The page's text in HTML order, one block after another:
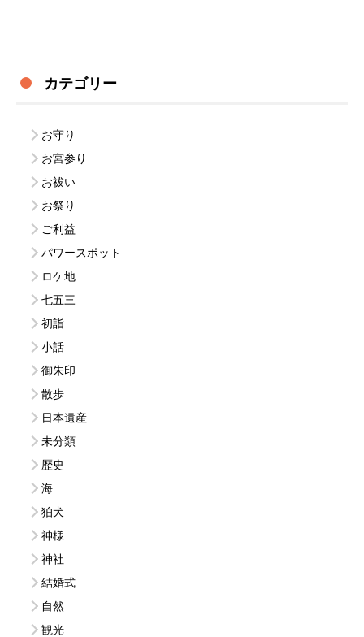
カテゴリー
お守り
お宮参り
お祓い
お祭り
ご利益
パワースポット
ロケ地
七五三
初詣
小話
御朱印
散歩
日本遺産
未分類
歴史
海
狛犬
神様
神社
結婚式
自然
観光